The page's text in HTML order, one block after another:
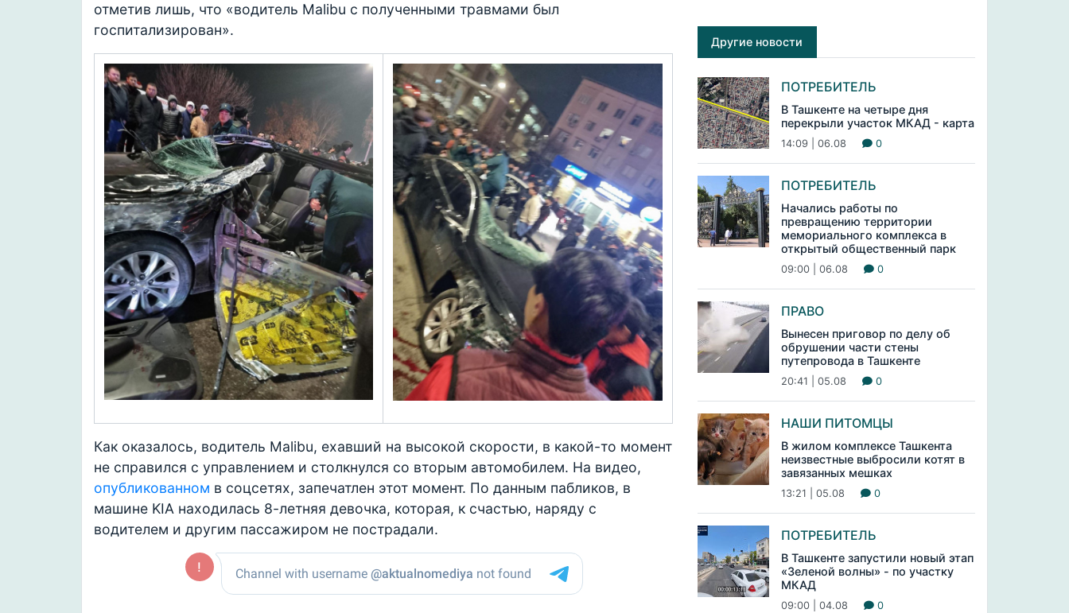
отметив лишь, что «водитель Malibu с полученными травмами был
госпитализирован».
Как оказалось, водитель Malibu, ехавший на высокой скорости, в какой-то момент
не справился с управлением и столкнулся со вторым автомобилем. На видео,
опубликованном в соцсетях, запечатлен этот момент. По данным пабликов, в
машине KIA находилась 8-летняя девочка, которая, к счастью, наряду с
водителем и другим пассажиром не пострадали.
Другие новости
ПОТРЕБИТЕЛЬ
В Ташкенте на четыре дня
перекрыли участок МКАД - карта
14:09 | 06.08 0
ПОТРЕБИТЕЛЬ
Начались работы по
превращению территории
мемориального комплекса в
открытый общественный парк
09:00 | 06.08 0
ПРАВО
Вынесен приговор по делу об
обрушении части стены
путепровода в Ташкенте
20:41 | 05.08 0
НАШИ ПИТОМЦЫ
В жилом комплексе Ташкента
неизвестные выбросили котят в
завязанных мешках
13:21 | 05.08 0
ПОТРЕБИТЕЛЬ
В Ташкенте запустили новый этап
«Зеленой волны» - по участку
МКАД
09:00 | 04.08 0